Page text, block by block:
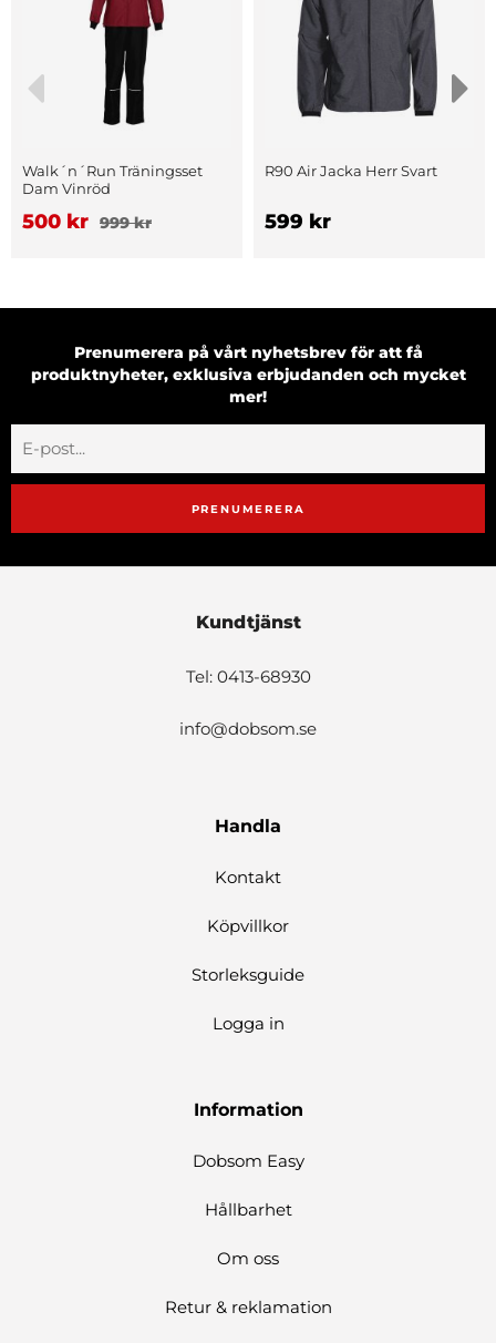
Walk´n´Run Träningsset
Dam Vinröd
500 kr 999 kr
R90 Air Jacka Herr Svart
599 kr
Prenumerera på vårt nyhetsbrev för att få
produktnyheter, exklusiva erbjudanden och mycket
mer!
PRENUMERERA
Kundtjänst
Tel: 0413-68930
info@dobsom.se
Handla
Kontakt
Köpvillkor
Storleksguide
Logga in
Information
Dobsom Easy
Hållbarhet
Om oss
Retur & reklamation